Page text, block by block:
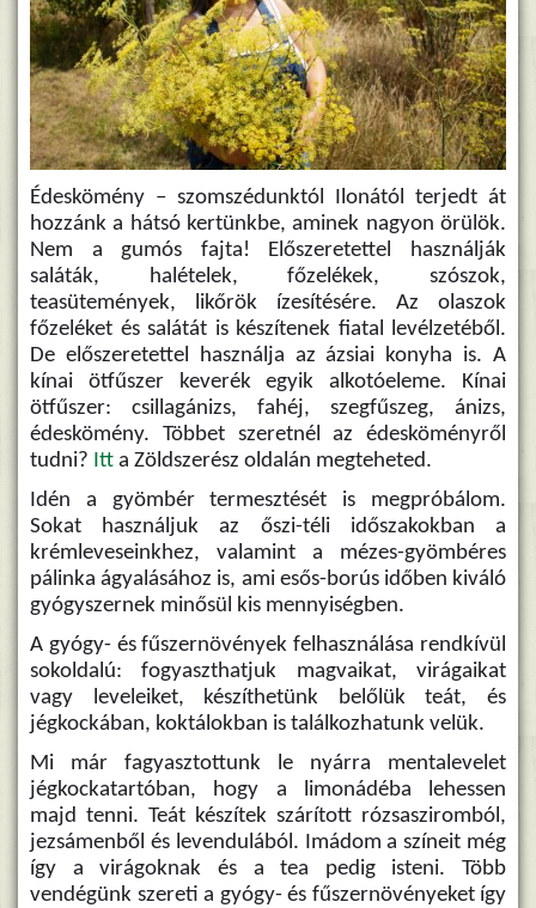
Édeskömény – szomszédunktól Ilonától terjedt át
hozzánk a hátsó kertünkbe, aminek nagyon örülök.
Nem a gumós fajta! Előszeretettel használják
saláták, halételek, főzelékek, szószok,
teasütemények, likőrök ízesítésére. Az olaszok
főzeléket és salátát is készítenek fiatal levélzetéből.
De előszeretettel használja az ázsiai konyha is. A
kínai ötfűszer keverék egyik alkotóeleme. Kínai
ötfűszer: csillagánizs, fahéj, szegfűszeg, ánizs,
édeskömény. Többet szeretnél az édesköményről
tudni? Itt a Zöldszerész oldalán megteheted.
Idén a gyömbér termesztését is megpróbálom.
Sokat használjuk az őszi-téli időszakokban a
krémleveseinkhez, valamint a mézes-gyömbéres
pálinka ágyalásához is, ami esős-borús időben kiváló
gyógyszernek minősül kis mennyiségben.
A gyógy- és fűszernövények felhasználása rendkívül
sokoldalú: fogyaszthatjuk magvaikat, virágaikat
vagy leveleiket, készíthetünk belőlük teát, és
jégkockában, koktálokban is találkozhatunk velük.
Mi már fagyasztottunk le nyárra mentalevelet
jégkockatartóban, hogy a limonádéba lehessen
majd tenni. Teát készítek szárított rózsasziromból,
jezsámenből és levendulából. Imádom a színeit még
így a virágoknak és a tea pedig isteni. Több
vendégünk szereti a gyógy- és fűszernövényeket így